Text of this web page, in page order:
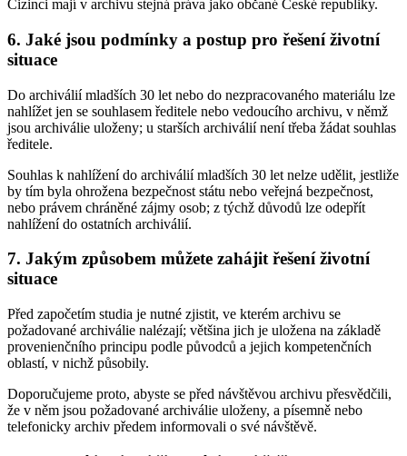
Cizinci mají v archivu stejná práva jako občané České republiky.
6. Jaké jsou podmínky a postup pro řešení životní
situace
Do archiválií mladších 30 let nebo do nezpracovaného materiálu lze
nahlížet jen se souhlasem ředitele nebo vedoucího archivu, v němž
jsou archiválie uloženy; u starších archiválií není třeba žádat souhlas
ředitele.
Souhlas k nahlížení do archiválií mladších 30 let nelze udělit, jestliže
by tím byla ohrožena bezpečnost státu nebo veřejná bezpečnost,
nebo právem chráněné zájmy osob; z týchž důvodů lze odepřít
nahlížení do ostatních archiválií.
7. Jakým způsobem můžete zahájit řešení životní
situace
Před započetím studia je nutné zjistit, ve kterém archivu se
požadované archiválie nalézají; většina jich je uložena na základě
provenienčního principu podle původců a jejich kompetenčních
oblastí, v nichž působily.
Doporučujeme proto, abyste se před návštěvou archivu přesvědčili,
že v něm jsou požadované archiválie uloženy, a písemně nebo
telefonicky archiv předem informovali o své návštěvě.